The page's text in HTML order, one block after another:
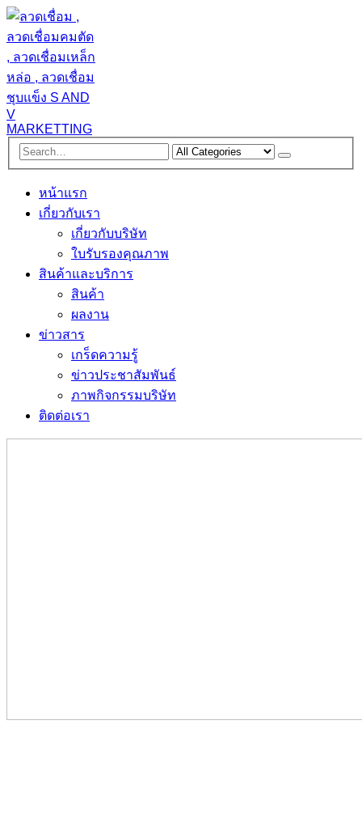
หน้าแรก
เกี่ยวกับเรา
เกี่ยวกับบริษัท
ใบรับรองคุณภาพ
สินค้าและบริการ
สินค้า
ผลงาน
ข่าวสาร
เกร็ดความรู้
ข่าวประชาสัมพันธ์
ภาพกิจกรรมบริษัท
ติดต่อเรา